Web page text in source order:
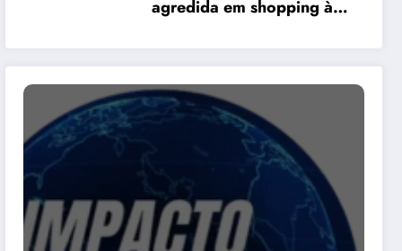
agredida em shopping à
preparo dos
estabelecimentos para
acolher autistas